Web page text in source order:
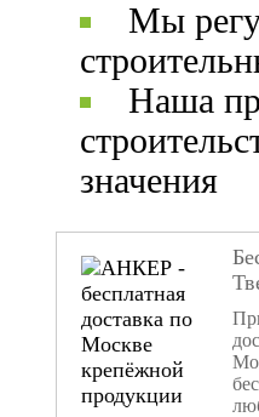
Мы
Наша
значения